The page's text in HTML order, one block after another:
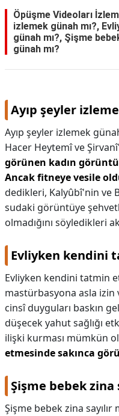
Öpüşme Videoları
izlemek günah mı?,
günah mı?, Şişme
günah mı?
Ayıp şeyler
Ayıp şeyler izlemek
Hacer Heytemî ve
görünen kadın
Ancak fitneye vesile
dedikleri, Kalyûbî'nin ve
sudaki görüntüye
olmadığını söyledikleri
Evliyken kendini
Evliyken kendini tatmin
mastürbasyona asla
cinsî duyguları baskın
düşecek yahut sağlığı
ilişki kurması mümkün
etmesinde sakınca
Şişme bebek zina
Şişme bebek zina sayılır